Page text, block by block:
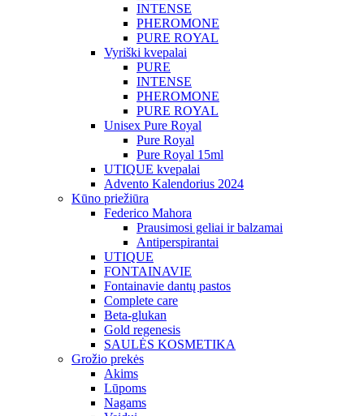
INTENSE
PHEROMONE
PURE ROYAL
Vyriški kvepalai
PURE
INTENSE
PHEROMONE
PURE ROYAL
Unisex Pure Royal
Pure Royal
Pure Royal 15ml
UTIQUE kvepalai
Advento Kalendorius 2024
Kūno priežiūra
Federico Mahora
Prausimosi geliai ir balzamai
Antiperspirantai
UTIQUE
FONTAINAVIE
Fontainavie dantų pastos
Complete care
Beta-glukan
Gold regenesis
SAULĖS KOSMETIKA
Grožio prekės
Akims
Lūpoms
Nagams